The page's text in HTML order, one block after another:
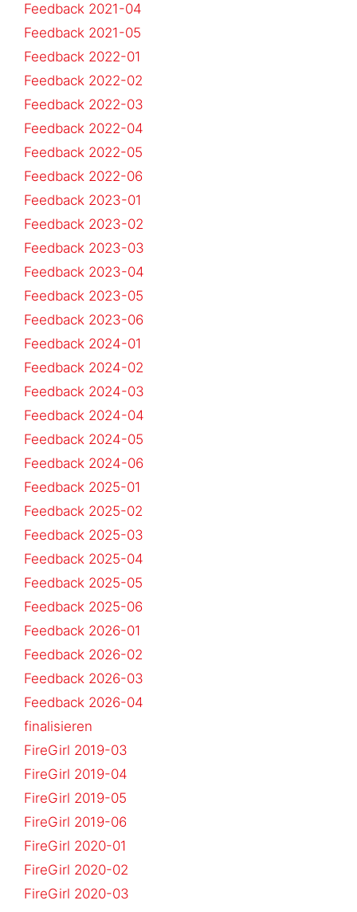
Feedback 2021-04
Feedback 2021-05
Feedback 2022-01
Feedback 2022-02
Feedback 2022-03
Feedback 2022-04
Feedback 2022-05
Feedback 2022-06
Feedback 2023-01
Feedback 2023-02
Feedback 2023-03
Feedback 2023-04
Feedback 2023-05
Feedback 2023-06
Feedback 2024-01
Feedback 2024-02
Feedback 2024-03
Feedback 2024-04
Feedback 2024-05
Feedback 2024-06
Feedback 2025-01
Feedback 2025-02
Feedback 2025-03
Feedback 2025-04
Feedback 2025-05
Feedback 2025-06
Feedback 2026-01
Feedback 2026-02
Feedback 2026-03
Feedback 2026-04
finalisieren
FireGirl 2019-03
FireGirl 2019-04
FireGirl 2019-05
FireGirl 2019-06
FireGirl 2020-01
FireGirl 2020-02
FireGirl 2020-03